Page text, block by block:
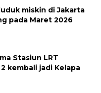
miskin di Jakarta
pada Maret 2026
Stasiun LRT
kembali jadi Kelapa